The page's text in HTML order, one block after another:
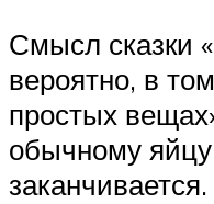
Смысл сказки
вероятно, в
простых
обычному
заканчивается.